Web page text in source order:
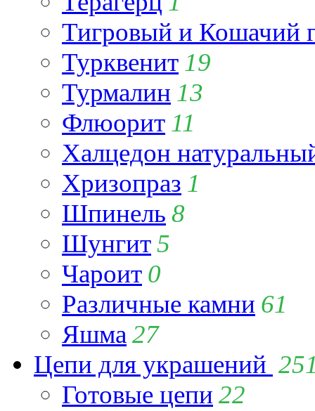
Тигровый и Кошачий
Турквенит 19
Турмалин 13
Флюорит 11
Халцедон
Хризопраз 1
Шпинель 8
Шунгит5
Чароит 0
Различные камни 61
Яшма 27
Цепи для украшений
Готовые цепи 22